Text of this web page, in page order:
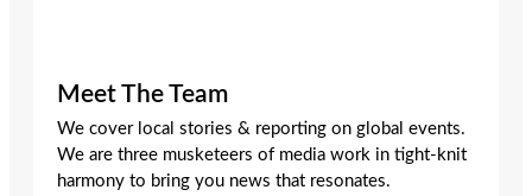
Meet The Team
We cover local stories & reporting on global events.
We are three musketeers of media work in tight-knit
harmony to bring you news that resonates.